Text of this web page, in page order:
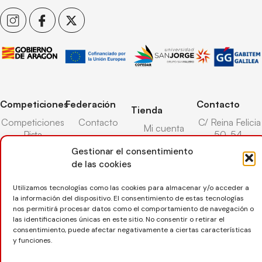
Gestionar el consentimiento
de las cookies
Utilizamos tecnologías como las cookies para almacenar y/o acceder a
la información del dispositivo. El consentimiento de estas tecnologías
nos permitirá procesar datos como el comportamiento de navegación o
las identificaciones únicas en este sitio. No consentir o retirar el
consentimiento, puede afectar negativamente a ciertas características
y funciones.
Competiciones
Competiciones
Pista
Competiciones
Nieve
Federación
Contacto
Transparencia
Árbitros
Seguro
deportivo
Tienda
Mi cuenta
Carrito
Devoluciones
Contacto
C/ Reina Felicia
50-54,
Zaragoza
Copyright © 2025 Federación Aragonesa de Voleibol |